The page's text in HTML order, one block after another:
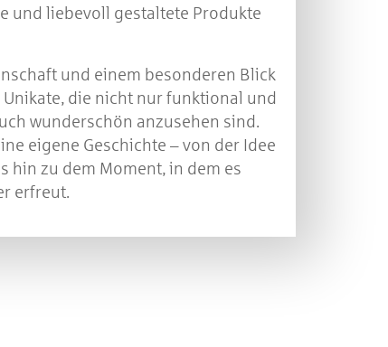
und liebevoll gestaltete Produkte
und einem besonderen Blick
die nicht nur funktional und
wunderschön anzusehen sind.
eigene Geschichte – von der Idee
hin zu dem Moment, in dem es
erfreut.